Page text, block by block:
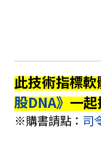
此技術指標
股DNA》一
※購書請點： 司